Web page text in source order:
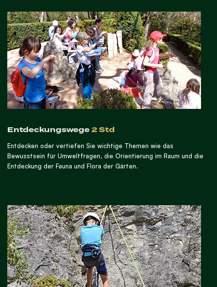
Entdeckungswege2 Std
Entdecken oder vertiefen Sie wichtige Themen wie das
Bewusstsein für Umweltfragen, die Orientierung im Raum und die
Entdeckung der Fauna und Flora der Gärten.